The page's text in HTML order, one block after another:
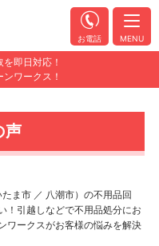
即日対応！
ワークス！
お電話 MENU
声
ま市 ／ 八潮市）の不用品回
！引越しなどで不用品処分にお
ワークスがお客様の悩みを解決